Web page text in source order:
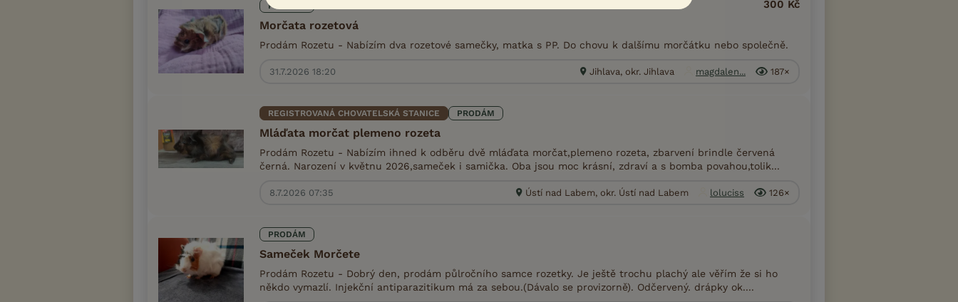
PRODÁM
Morčata rozetová
300 Kč
Prodám Rozetu - Nabízím dva rozetové samečky, matka s PP. Do chovu k dalšímu morčátku nebo společně.
31.7.2026 18:20 Jihlava, okr. Jihlava magdalen... 187×
REGISTROVANÁ CHOVATELSKÁ STANICE PRODÁM
Mláďata morčat plemeno rozeta
Prodám Rozetu - Nabízím ihned k odběru dvě mláďata morčat,plemeno rozeta, zbarvení brindle červená
černá. Narození v květnu 2026,sameček i samička. Oba jsou moc krásní, zdraví a s bomba povahou,tolik...
8.7.2026 07:35 Ústí nad Labem, okr. Ústí nad Labem loluciss 126×
PRODÁM
Sameček Morčete
Prodám Rozetu - Dobrý den, prodám půlročního samce rozetky. Je ještě trochu plachý ale věřím že si ho
někdo vymazlí. Injekční antiparazitikum má za sebou.(Dávalo se provizorně). Odčervený. drápky ok....